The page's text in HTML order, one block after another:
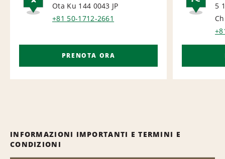
AIRPORT
Ota Ku 144 0043 JP
+81 50-1712-2661
PRENOTA ORA
5
INFORMAZIONI IMPORTANTI E TERMINI E
CONDIZIONI